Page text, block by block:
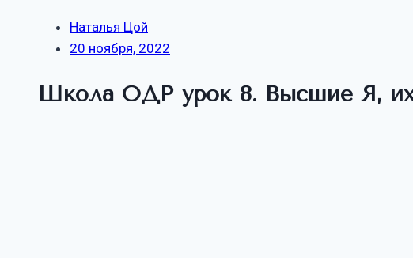
Наталья Цой
20 ноября, 2022
Школа ОДР урок 8. Высшие Я, их